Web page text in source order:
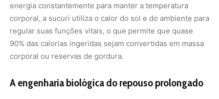
energia constantemente para manter a temperatura
corporal, a sucuri utiliza o calor do sol e do ambiente para
regular suas funções vitais, o que permite que quase
90% das calorias ingeridas sejam convertidas em massa
corporal ou reservas de gordura.
A engenharia biológica do repouso prolongado